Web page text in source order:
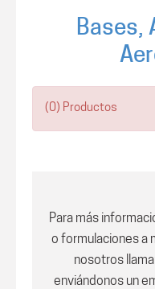
Bases,
(0) Productos
Para más
o formulaciones a
nosotros
enviándonos un